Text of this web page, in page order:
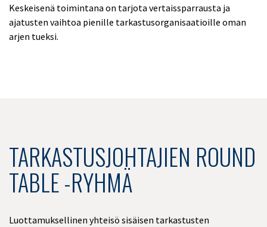
Keskeisenä toimintana on tarjota vertaissparrausta ja
ajatusten vaihtoa pienille tarkastusorganisaatioille oman
arjen tueksi.
TARKASTUSJOHTAJIEN ROUND
TABLE -RYHMÄ
Luottamuksellinen yhteisö sisäisen tarkastusten